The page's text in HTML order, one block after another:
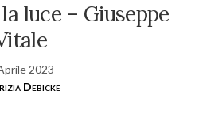
luce – Giuseppe
2023
Debicke